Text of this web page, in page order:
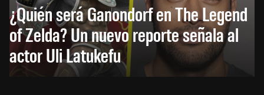
¿Quién será Ganondorf en The Legend
of Zelda? Un nuevo reporte señala al
actor Uli Latukefu